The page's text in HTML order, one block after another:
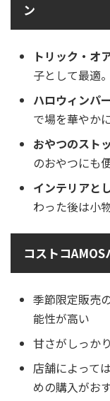
ン
トリック・オ
子として最適。
ハロウィンパ
で場を華やか
おやつのスト
のおやつにも便
インテリアと
わった後は小
コストコ
季節限定販売
能性が高い
甘さがしっか
店舗によって
めの購入がお